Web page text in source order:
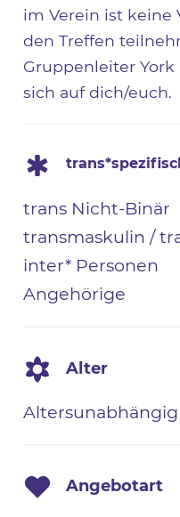
im Verein ist keine
den Treffen
Gruppenleiter
sich auf dich/euch.
trans Nicht-Binär
transmaskulin /
inter* Personen
Angehörige
Alter
Altersunabhängig
Angebotart